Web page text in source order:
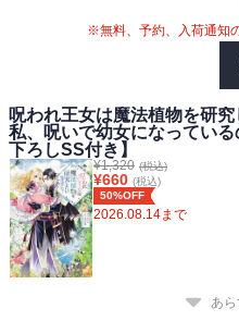
主・レオンと出会い、幼女姿に
思わず嘘をついてしまった！
た王女×美貌の公爵様のドキドキ
かのん
皆様ごきげんよう。かのんです
物！ イラスト最高ですね！ 私
ゃくちゃ可愛い。中も最高です
けたら幸いです。
すがはら竜
えすえいち先生のデザインで描
※無料、予約、入荷通知
呪われ王女は魔法植物を研
私、呪いで幼女になってい
下ろしSS付き】
¥1,320 (税込)
¥660 (税込)
50%OFF
2026.08.14まで
あ